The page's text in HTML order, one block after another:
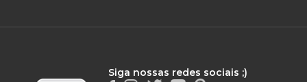
Siga nossas redes sociais ;)